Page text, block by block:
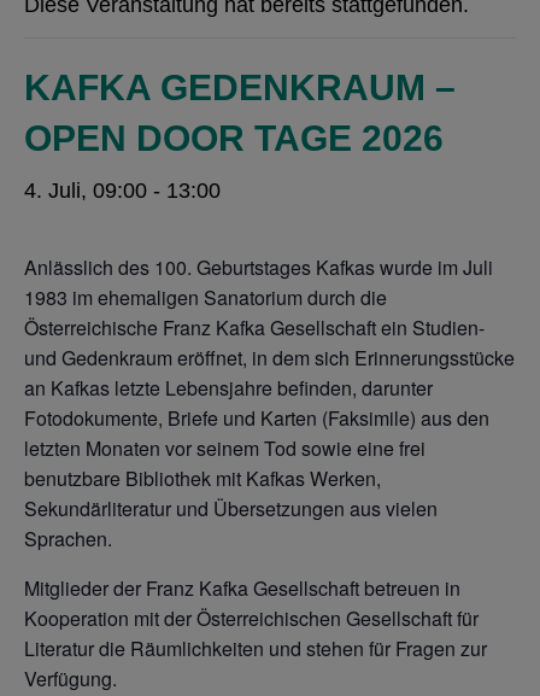
Diese Veranstaltung hat bereits stattgefunden.
KAFKA GEDENKRAUM –
OPEN DOOR TAGE 2026
4. Juli, 09:00 - 13:00
Anlässlich des 100. Geburtstages Kafkas wurde im Juli
1983 im ehemaligen Sanatorium durch die
Österreichische Franz Kafka Gesellschaft ein Studien-
und Gedenkraum eröffnet, in dem sich Erinnerungsstücke
an Kafkas letzte Lebensjahre befinden, darunter
Fotodokumente, Briefe und Karten (Faksimile) aus den
letzten Monaten vor seinem Tod sowie eine frei
benutzbare Bibliothek mit Kafkas Werken,
Sekundärliteratur und Übersetzungen aus vielen
Sprachen.
Mitglieder der Franz Kafka Gesellschaft betreuen in
Kooperation mit der Österreichischen Gesellschaft für
Literatur die Räumlichkeiten und stehen für Fragen zur
Verfügung.